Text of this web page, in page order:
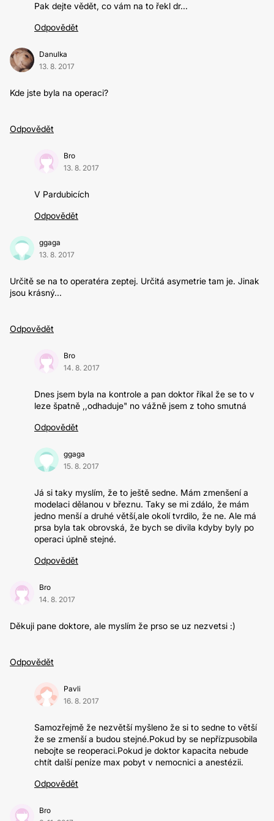
Pak dejte vědět, co vám na to řekl dr...
Odpovědět
Danulka
13. 8. 2017
Kde jste byla na operaci?
Odpovědět
Bro
13. 8. 2017
V Pardubicích
Odpovědět
ggaga
13. 8. 2017
Určitě se na to operatéra zeptej. Určitá asymetrie tam je. Jinak
jsou krásný...
Odpovědět
Bro
14. 8. 2017
Dnes jsem byla na kontrole a pan doktor říkal že se to v
leze špatně ,,odhaduje" no vážně jsem z toho smutná
Odpovědět
ggaga
15. 8. 2017
Já si taky myslím, že to ještě sedne. Mám zmenšení a
modelaci dělanou v březnu. Taky se mi zdálo, že mám
jedno menší a druhé větší,ale okolí tvrdilo, že ne. Ale má
prsa byla tak obrovská, že bych se divila kdyby byly po
operaci úplně stejné.
Odpovědět
Bro
14. 8. 2017
Děkuji pane doktore, ale myslím že prso se uz nezvetsi :)
Odpovědět
Pavli
16. 8. 2017
Samozřejmě že nezvětší myšleno že si to sedne to větší
že se zmenší a budou stejné.Pokud by se nepřízpusobila
nebojte se reoperaci.Pokud je doktor kapacita nebude
chtít další peníze max pobyt v nemocnici a anestézii.
Odpovědět
Bro